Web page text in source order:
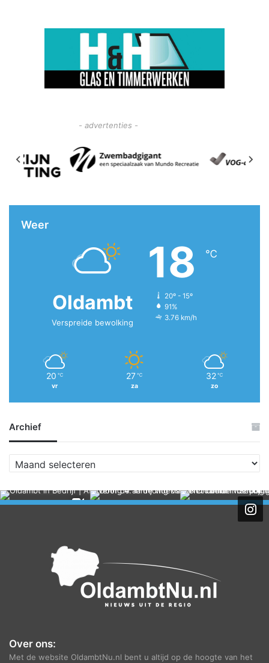
- advertenties -
Weer
Oldambt
Verspreide bewolking
18 ℃
20º - 15º
91%
3.76 km/h
20 ℃
vr
27 ℃
za
32 ℃
zo
Archief
r
h
Over ons:
Met de website OldambtNu.nl bent u altijd op de hoogte van het